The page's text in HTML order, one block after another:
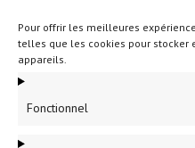
Pour offrir les meilleures
telles que les cookies pour stocker
appareils.
Fonctionnel